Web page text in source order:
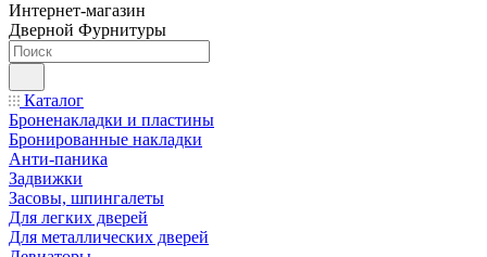
Интернет-магазин
Дверной Фурнитуры
Каталог
Броненакладки и пластины
Бронированные накладки
Анти-паника
Задвижки
Засовы, шпингалеты
Для легких дверей
Для металлических дверей